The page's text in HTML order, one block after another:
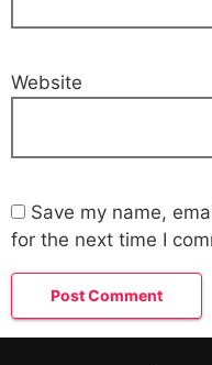
Website
Save my name,
for the next time I